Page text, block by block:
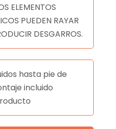
ELEMENTOS
PUEDEN RAYAR
DESGARROS.
hasta pie de
incluido